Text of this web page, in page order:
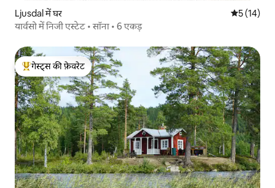
Ljusdal में घर औसत रेटिंग
5 (14)
यार्वसो में निजी एस्टेट • सॉना • 6 एकड़
गेस्ट्स का टॉप फ़ेवरेट
गेस्ट्स की फ़ेवरेट